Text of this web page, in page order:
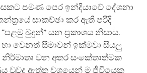
පමණ පෙර ඉන්දියාවේ දේශනා
සාකච්ඡා කර ඇති පරිදි
බුදුන්” යන ප්‍රකාශය නිසාය.
වෙනත් සීමාවන් ඉක්මවා සියලු
වන අතර සංකේතාත්මක
වුවද ඇත්ත වශයෙන් ම ජීවියෙකු